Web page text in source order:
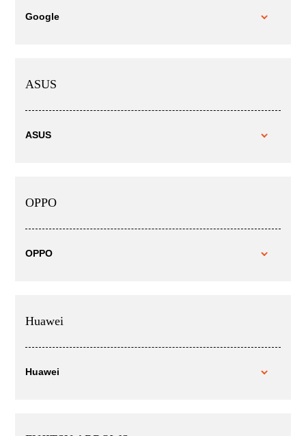
Google
ASUS
ASUS
OPPO
OPPO
Huawei
Huawei